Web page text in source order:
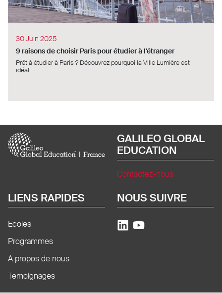
30 Juin 2025
9 raisons de choisir Paris pour étudier à l'étranger
Prêt à étudier à Paris ? Découvrez pourquoi la Ville Lumière est
idéal...
Image
GALILEO GLOBAL
EDUCATION
Contactez-nous
LIENS RAPIDES
Ecoles
Programmes
A propos de nous
Temoignages
NOUS SUIVRE